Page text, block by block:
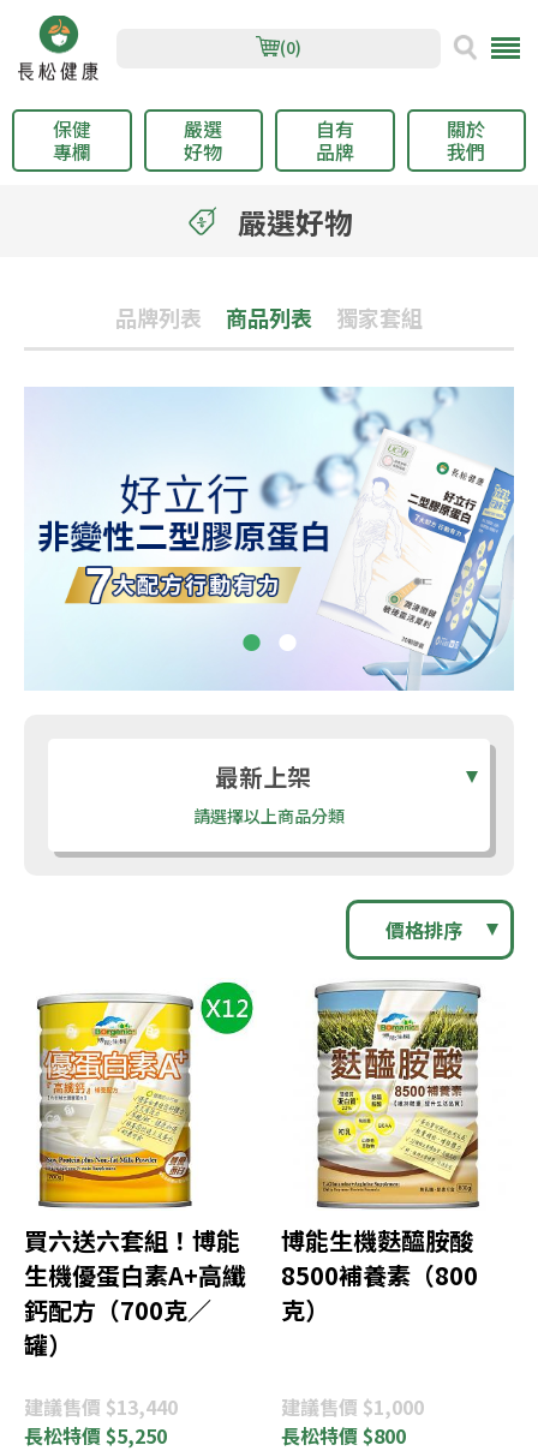
(0)
保健
專欄
嚴選
好物
自有
品牌
關於
我們
嚴選好物
品牌列表 商品列表 獨家套組
最新上架
請選擇以上商品分類
價格排序
買六送六套組！博能
生機優蛋白素A+高纖
鈣配方（700克／
罐）
建議售價 $13,440
長松特價 $5,250
博能生機麩醯胺酸
8500補養素（800
克）
建議售價 $1,000
長松特價 $800